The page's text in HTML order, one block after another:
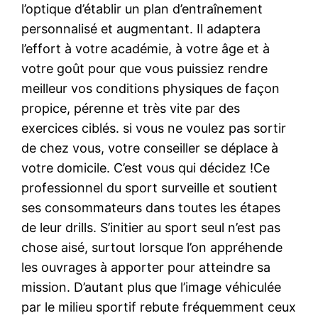
l’optique d’établir un plan d’entraînement
personnalisé et augmentant. Il adaptera
l’effort à votre académie, à votre âge et à
votre goût pour que vous puissiez rendre
meilleur vos conditions physiques de façon
propice, pérenne et très vite par des
exercices ciblés. si vous ne voulez pas sortir
de chez vous, votre conseiller se déplace à
votre domicile. C’est vous qui décidez !Ce
professionnel du sport surveille et soutient
ses consommateurs dans toutes les étapes
de leur drills. S’initier au sport seul n’est pas
chose aisé, surtout lorsque l’on appréhende
les ouvrages à apporter pour atteindre sa
mission. D’autant plus que l’image véhiculée
par le milieu sportif rebute fréquemment ceux